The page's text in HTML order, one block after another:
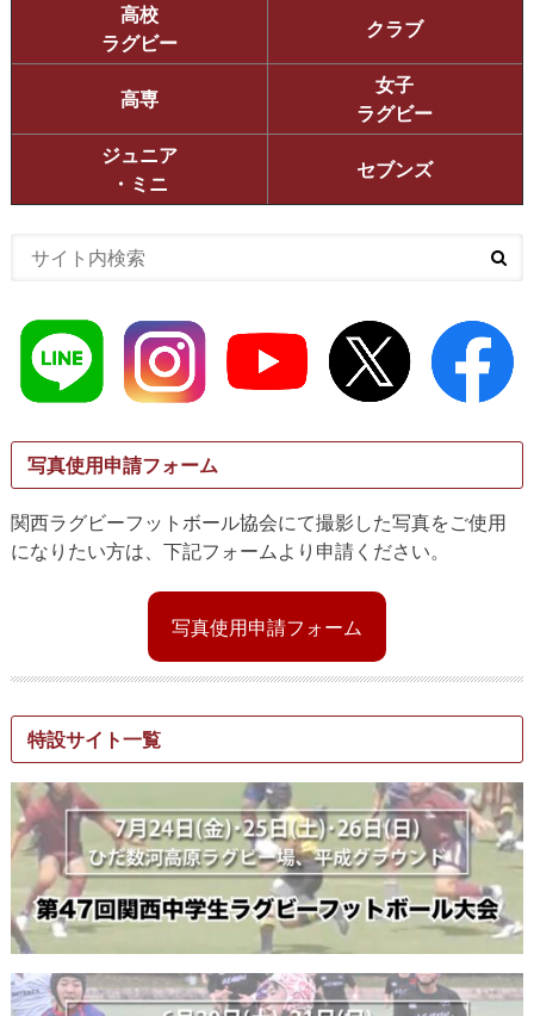
高校
ラグビー
クラブ
高専
女子
ラグビー
ジュニア
・ミニ
セブンズ
写真使用申請フォーム
関西ラグビーフットボール協会にて撮影した写真をご使用
になりたい方は、下記フォームより申請ください。
写真使用申請フォーム
特設サイト一覧